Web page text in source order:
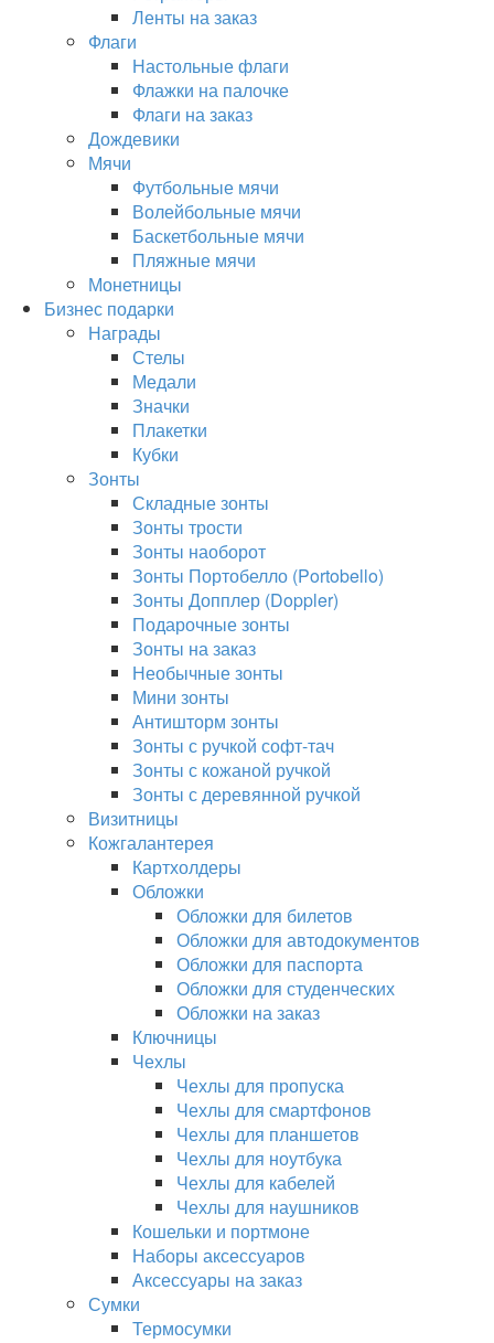
Ленты на заказ
Флаги
Настольные флаги
Флажки на палочке
Флаги на заказ
Дождевики
Мячи
Футбольные мячи
Волейбольные мячи
Баскетбольные мячи
Пляжные мячи
Монетницы
Бизнес подарки
Награды
Стелы
Медали
Значки
Плакетки
Кубки
Зонты
Складные зонты
Зонты трости
Зонты наоборот
Зонты Портобелло (Portobello)
Зонты Допплер (Doppler)
Подарочные зонты
Зонты на заказ
Необычные зонты
Мини зонты
Антишторм зонты
Зонты с ручкой софт-тач
Зонты с кожаной ручкой
Зонты с деревянной ручкой
Визитницы
Кожгалантерея
Картхолдеры
Обложки
Обложки для билетов
Обложки для автодокументов
Обложки для паспорта
Обложки для студенческих
Обложки на заказ
Ключницы
Чехлы
Чехлы для пропуска
Чехлы для смартфонов
Чехлы для планшетов
Чехлы для ноутбука
Чехлы для кабелей
Чехлы для наушников
Кошельки и портмоне
Наборы аксессуаров
Аксессуары на заказ
Сумки
Термосумки